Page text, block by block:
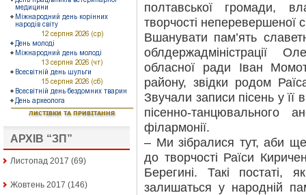
АРХІВ “ЗП”
Листопад 2017 (69)
Жовтень 2017 (146)
полтавської громади,
творчості неперевершеної
Вшанувати пам’ять
облдержадміністрації
обласної ради Іван
району, звідки родом
Звучали записи пісень у її
пісенно-танцювального
філармонії.
– Ми зібралися тут, аби
до творчості Раїси
Берегині. Такі постаті,
залишаться у народній